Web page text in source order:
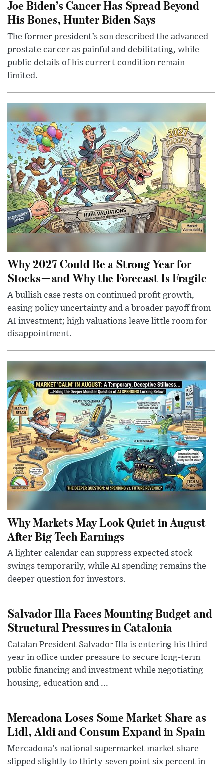
Joe Biden’s Cancer Has Spread Beyond
His Bones, Hunter Biden Says
The former president’s son described the advanced
prostate cancer as painful and debilitating, while
public details of his current condition remain
limited.
Why 2027 Could Be a Strong Year for
Stocks—and Why the Forecast Is Fragile
A bullish case rests on continued profit growth,
easing policy uncertainty and a broader payoff from
AI investment; high valuations leave little room for
disappointment.
Why Markets May Look Quiet in August
After Big Tech Earnings
A lighter calendar can suppress expected stock
swings temporarily, while AI spending remains the
deeper question for investors.
Salvador Illa Faces Mounting Budget and
Structural Pressures in Catalonia
Catalan President Salvador Illa is entering his third
year in office under pressure to secure long-term
public financing and investment while negotiating
housing, education and ...
Mercadona Loses Some Market Share as
Lidl, Aldi and Consum Expand in Spain
Mercadona’s national supermarket market share
slipped slightly to thirty-seven point six percent in